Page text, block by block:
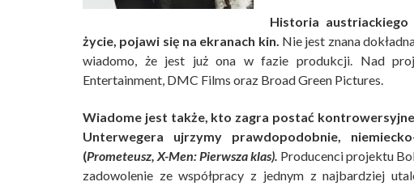
Historia
życie, pojawi się na ekranach kin. Nie jest znana
wiadomo, że jest już ona w fazie produkcji. Nad
Entertainment, DMC Films oraz Broad Green Pictures.
Wiadome jest także, kto zagra postać
Unterwegera ujrzymy prawdopodobnie,
(Prometeusz, X-Men: Pierwsza klas). Producenci projektu
zadowolenie ze współpracy z jednym z najbardziej